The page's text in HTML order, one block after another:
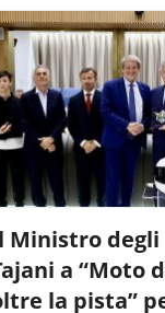
Ministro
a “Moto
la pista”